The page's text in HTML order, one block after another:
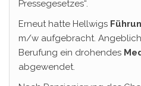
Pressegesetzes“.
Erneut hatte Hellwigs
m/w aufgebracht.
Berufung ein drohendes
abgewendet.